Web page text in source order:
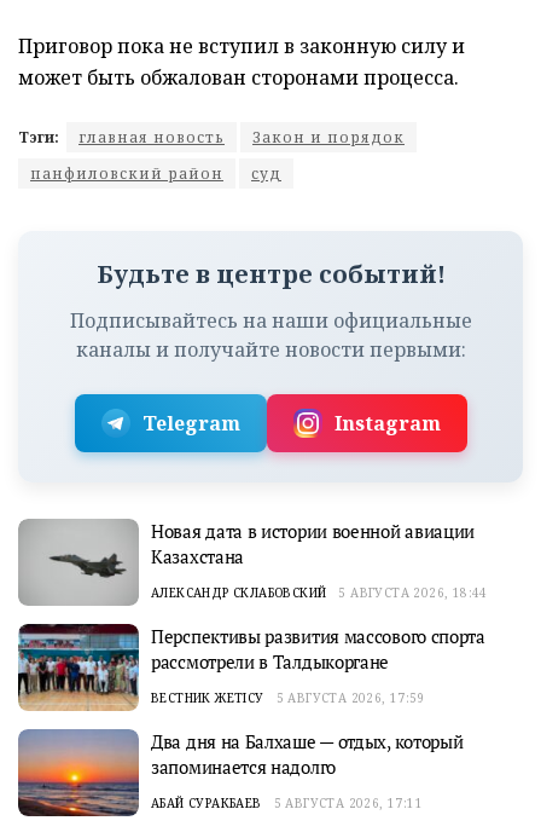
Приговор пока не вступил в законную силу и
может быть обжалован сторонами процесса.
Тэги: главная новость
Закон и порядок
панфиловский район
суд
Будьте в центре событий!
Подписывайтесь на наши официальные
каналы и получайте новости первыми:
Telegram Instagram
Новая дата в истории военной авиации
Казахстана
АЛЕКСАНДР СКЛАБОВСКИЙ 5 АВГУСТА 2026, 18:44
Перспективы развития массового спорта
рассмотрели в Талдыкоргане
ВЕСТНИК ЖЕТІСУ 5 АВГУСТА 2026, 17:59
Два дня на Балхаше — отдых, который
запоминается надолго
АБАЙ СУРАКБАЕВ 5 АВГУСТА 2026, 17:11